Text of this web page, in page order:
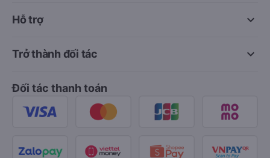
keyboard_arrow_down
Hỗ trợ
keyboard_arrow_down
Trở thành đối tác
Đối tác thanh toán